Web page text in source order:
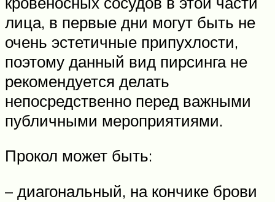
лица, в первые дни могут быть не
очень эстетичные припухлости,
поэтому данный вид пирсинга не
рекомендуется делать
непосредственно перед важными
публичными мероприятиями.
Прокол может быть:
– диагональный, на кончике брови